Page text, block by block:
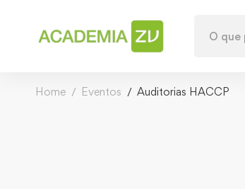
Home Eventos Auditorias HACCP